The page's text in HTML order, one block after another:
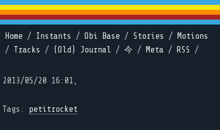
Home / Instants / Obi Base / Stories /
Motions
/ Tracks / (Old) Journal / 今 / Meta / RSS /
2013/05/20 16:01,
Tags: petitrocket